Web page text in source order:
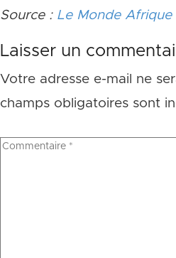
Source : Le Monde Afrique
Laisser un
Votre adresse e-mail ne
champs obligatoires sont